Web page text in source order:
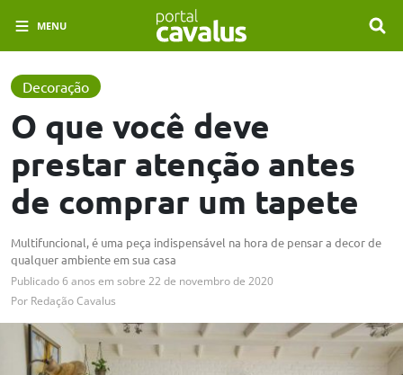
MENU
Decoração
O que você deve
prestar atenção antes
de comprar um tapete
Multifuncional, é uma peça indispensável na hora de pensar a decor de
qualquer ambiente em sua casa
Publicado6 anos em sobre 22 de novembro de 2020
Por Redação Cavalus